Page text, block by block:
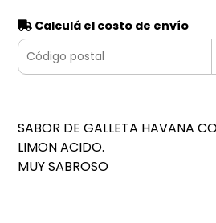
Calculá el costo de envío
SABOR DE GALLETA HAVANA
LIMON ACIDO.
MUY SABROSO